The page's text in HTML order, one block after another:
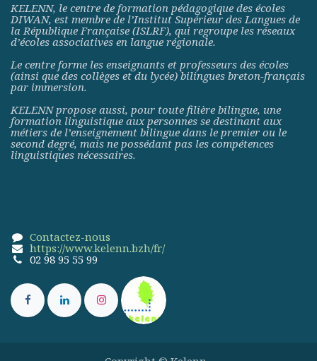
KELENN, le centre de formation pédagogique des écoles
DIWAN, est membre de l’Institut Supérieur des Langues de
la République Française (ISLRF), qui regroupe les réseaux
d’écoles associatives en langue régionale.
Le centre forme les enseignants et professeurs des écoles
(ainsi que des collèges et du lycée) bilingues breton-français
par immersion.
KELENN propose aussi, pour toute filière bilingue, une
formation linguistique aux personnes se destinant aux
métiers de l’enseignement bilingue dans le premier ou le
second degré, mais ne possédant pas les compétences
linguistiques nécessaires.
Contactez-nous
https://www.kelenn.bzh/fr/
02 98 95 55 99